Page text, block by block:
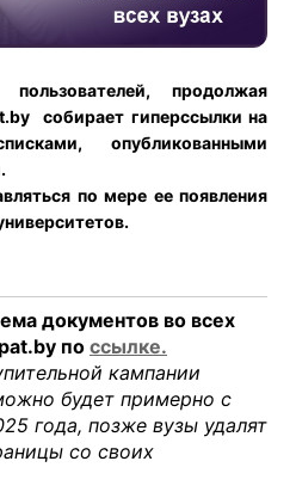
продолжая
.by собирает гиперссылки на
опубликованными
по мере ее появления
документов во всех
поссылке.
кампании
будет примерно с
года, позже вузы удалят
со своих